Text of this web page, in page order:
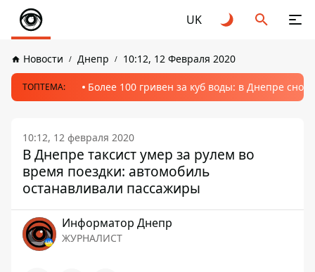
UK
Новости Днепр 10:12, 12 Февраля 2020
ТОПТЕМА: Более 100 гривен за куб воды: в Днепре
10:12, 12 февраля 2020
В Днепре таксист умер за рулем во
время поездки: автомобиль
останавливали пассажиры
Информатор Днепр
ЖУРНАЛИСТ